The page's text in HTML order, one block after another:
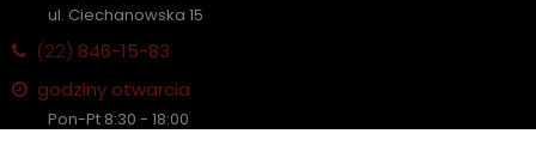
ul. Ciechanowska 15
(22) 846-15-83
godziny otwarcia
Pon-Pt 8:30 - 18:00